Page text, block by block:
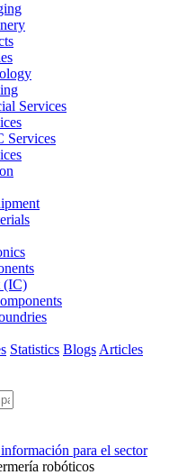
Services
Services
(IC)
Statistics Blogs Articles
para el sector
robóticos